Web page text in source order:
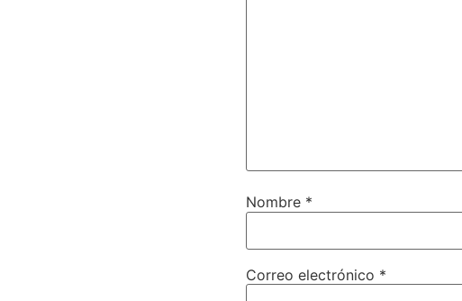
Nombre *
Correo electrónico *